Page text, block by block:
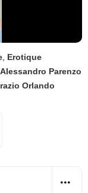
Erotique
Alessandro Parenzo
Orlando